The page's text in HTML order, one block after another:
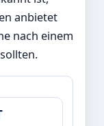
anbietet
nach einem